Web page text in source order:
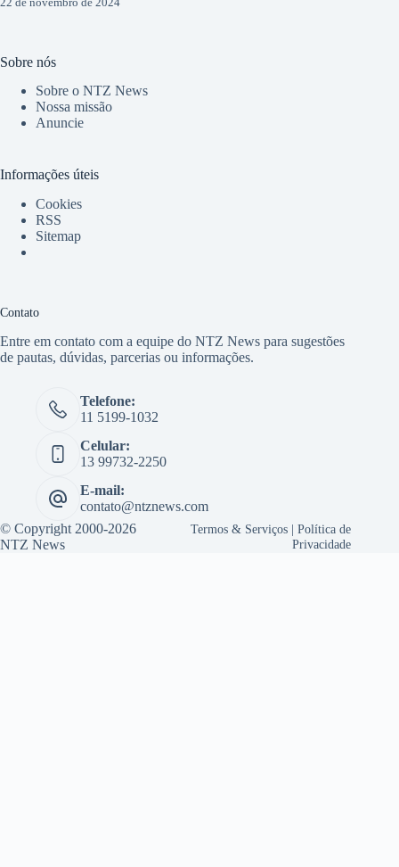
Sobre nós
Sobre o NTZ News
Nossa missão
Anuncie
Informações úteis
Cookies
RSS
Sitemap
Contato
Entre em contato com a equipe do NTZ News para sugestões
de pautas, dúvidas, parcerias ou informações.
Telefone:
11 5199-1032
Celular:
13 99732-2250
E-mail:
contato@ntznews.com
© Copyright 2000-2026
NTZ News
Termos & Serviços |Política de
Privacidade